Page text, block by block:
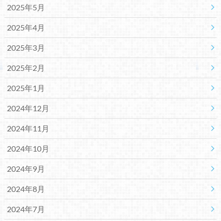
2025年5月
2025年4月
2025年3月
2025年2月
2025年1月
2024年12月
2024年11月
2024年10月
2024年9月
2024年8月
2024年7月